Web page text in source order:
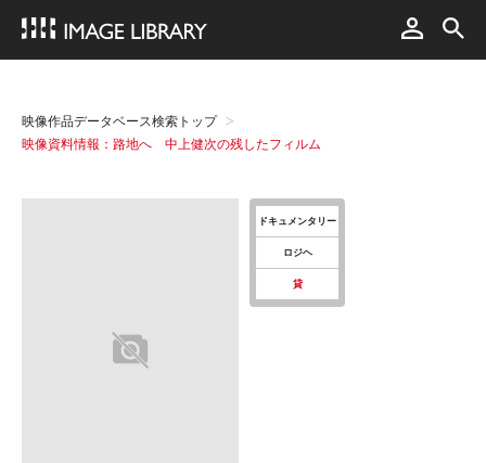
映像作品データベース検索トップ
映像資料情報：路地へ 中上健次の残したフィルム
ドキュメンタリー
ロジヘ
貸